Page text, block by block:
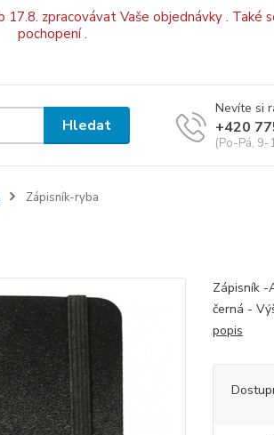
zpracovávat Vaše objednávky .
pochopení .
Hledat
Nevíte si
+420
(Po-Pá, 9-
Zápisník-ryba
Zápisník -
černá -
popis